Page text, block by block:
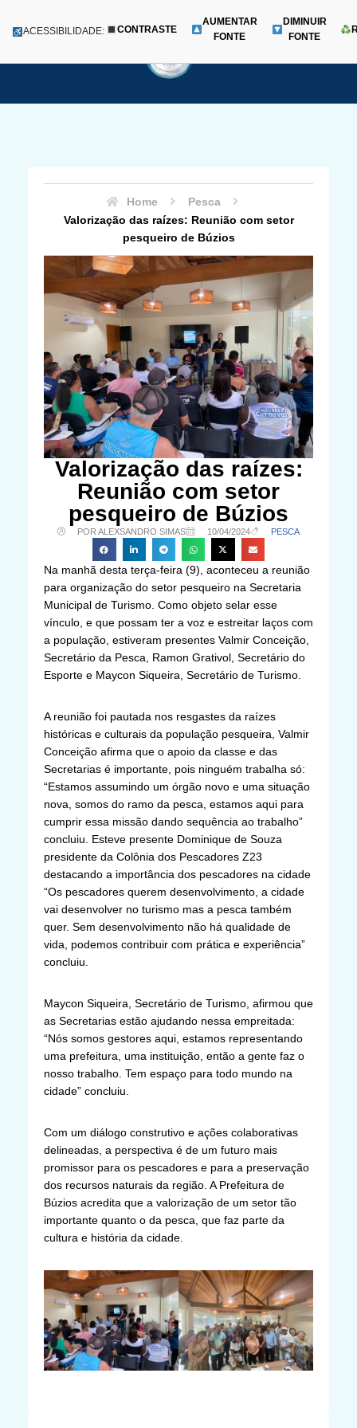
para
Menu
ACESSIBILIDADE: CONTRASTE
AUMENTAR
FONTE
DIMINUIR
FONTE
Home
Pesca
Valorização das raízes: Reunião com setor
pesqueiro de Búzios
Valorização das raízes:
Reunião com setor
pesqueiro de Búzios
POR ALEXSANDRO SIMAS 10/04/2024 PESCA
Na manhã desta terça-feira (9), aconteceu a reunião
para organização do setor pesqueiro na Secretaria
Municipal de Turismo. Como objeto selar esse
vínculo, e que possam ter a voz e estreitar laços com
a população, estiveram presentes Valmir Conceição,
Secretário da Pesca, Ramon Grativol, Secretário do
Esporte e Maycon Siqueira, Secretário de Turismo.
A reunião foi pautada nos resgastes da raízes
históricas e culturais da população pesqueira, Valmir
Conceição afirma que o apoio da classe e das
Secretarias é importante, pois ninguém trabalha só:
“Estamos assumindo um órgão novo e uma situação
nova, somos do ramo da pesca, estamos aqui para
cumprir essa missão dando sequência ao trabalho”
concluiu. Esteve presente Dominique de Souza
presidente da Colônia dos Pescadores Z23
destacando a importância dos pescadores na cidade
“Os pescadores querem desenvolvimento, a cidade
vai desenvolver no turismo mas a pesca também
quer. Sem desenvolvimento não há qualidade de
vida, podemos contribuir com prática e experiência”
concluiu.
Maycon Siqueira, Secretário de Turismo, afirmou que
as Secretarias estão ajudando nessa empreitada:
“Nós somos gestores aqui, estamos representando
uma prefeitura, uma instituição, então a gente faz o
nosso trabalho. Tem espaço para todo mundo na
cidade” concluiu.
Com um diálogo construtivo e ações colaborativas
delineadas, a perspectiva é de um futuro mais
promissor para os pescadores e para a preservação
dos recursos naturais da região. A Prefeitura de
Búzios acredita que a valorização de um setor tão
importante quanto o da pesca, que faz parte da
cultura e história da cidade.